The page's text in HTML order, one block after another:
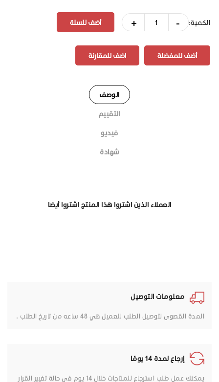
الكمية: -
+
أضف للمفضلة اضف للمقارنة
الوصف
التقييم
فيديو
شهادة
العملاء الذين اشتروا هذا المنتج اشتروا أيضا
معلومات التوصيل
المدة القصوى لتوصيل الطلب للعميل هي 48 ساعه من تاريخ الطلب .
إرجاع لمدة 14 يومًا
يمكنك عمل طلب استرجاع للمنتجات خلال 14 يوم في حالة تغيير القرار